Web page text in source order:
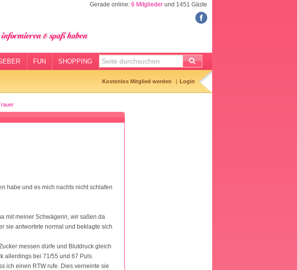
Gerade online: 6 Mitglieder und 1451 Gäste
FUN SHOPPING
Kostenlos Mitglied werden Login
habe und es mich nachts nicht schlafen
mit meiner Schwägerin, wir saßen da
sie antwortete normal und beklagte sich
messen dürfe und Blutdruck gleich
allerdings bei 71/55 und 67 Puls.
ich einen RTW rufe. Dies verneinte sie